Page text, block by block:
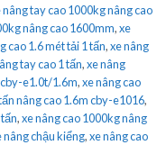
nâng tay cao 1000kg nâng cao
nâng cao 1600mm,xe
cao 1.6 mét tải 1 tấn,xe nâng
tay cao 1 tấn,xe nâng
cby-e1.0t/1.6m,xe nâng cao
nâng cao 1.6m cby-e1016,
,xe nâng cao 1000kg nâng
nâng chậu kiểng,xe nâng cao